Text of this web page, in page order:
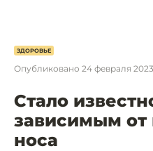
ЗДОРОВЬЕ
Опубликовано 24 февраля
Стало
зависимым от
носа